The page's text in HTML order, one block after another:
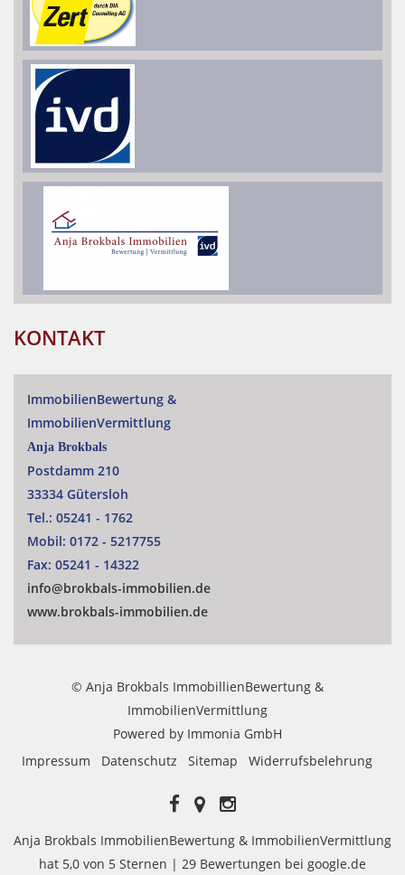
KONTAKT
ImmobilienBewertung &
ImmobilienVermittlung
Anja Brokbals
Postdamm 210
33334 Gütersloh
Tel.: 05241 - 1762
Mobil: 0172 - 5217755
Fax: 05241 - 14322
info@brokbals-immobilien.de
www.brokbals-immobilien.de
© Anja Brokbals ImmobillienBewertung &
ImmobilienVermittlung
Powered by Immonia GmbH
Impressum
Datenschutz Sitemap Widerrufsbelehrung
Anja Brokbals ImmobilienBewertung & ImmobilienVermittlung
hat 5,0 von 5 Sternen | 29 Bewertungen bei google.de